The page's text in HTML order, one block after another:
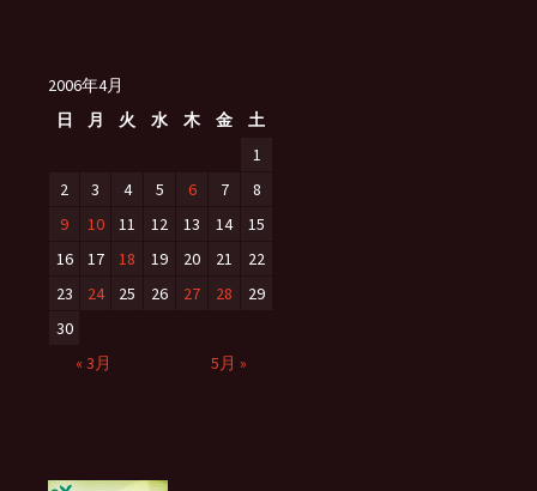
2006年4月
日
月 火 水 木 金
土
1
2
3 4 5 6 7
8
9
10 11 12 13 14
15
16
17 18 19 20 21
22
23
24 25 26 27 28
29
30
« 3月
5月 »